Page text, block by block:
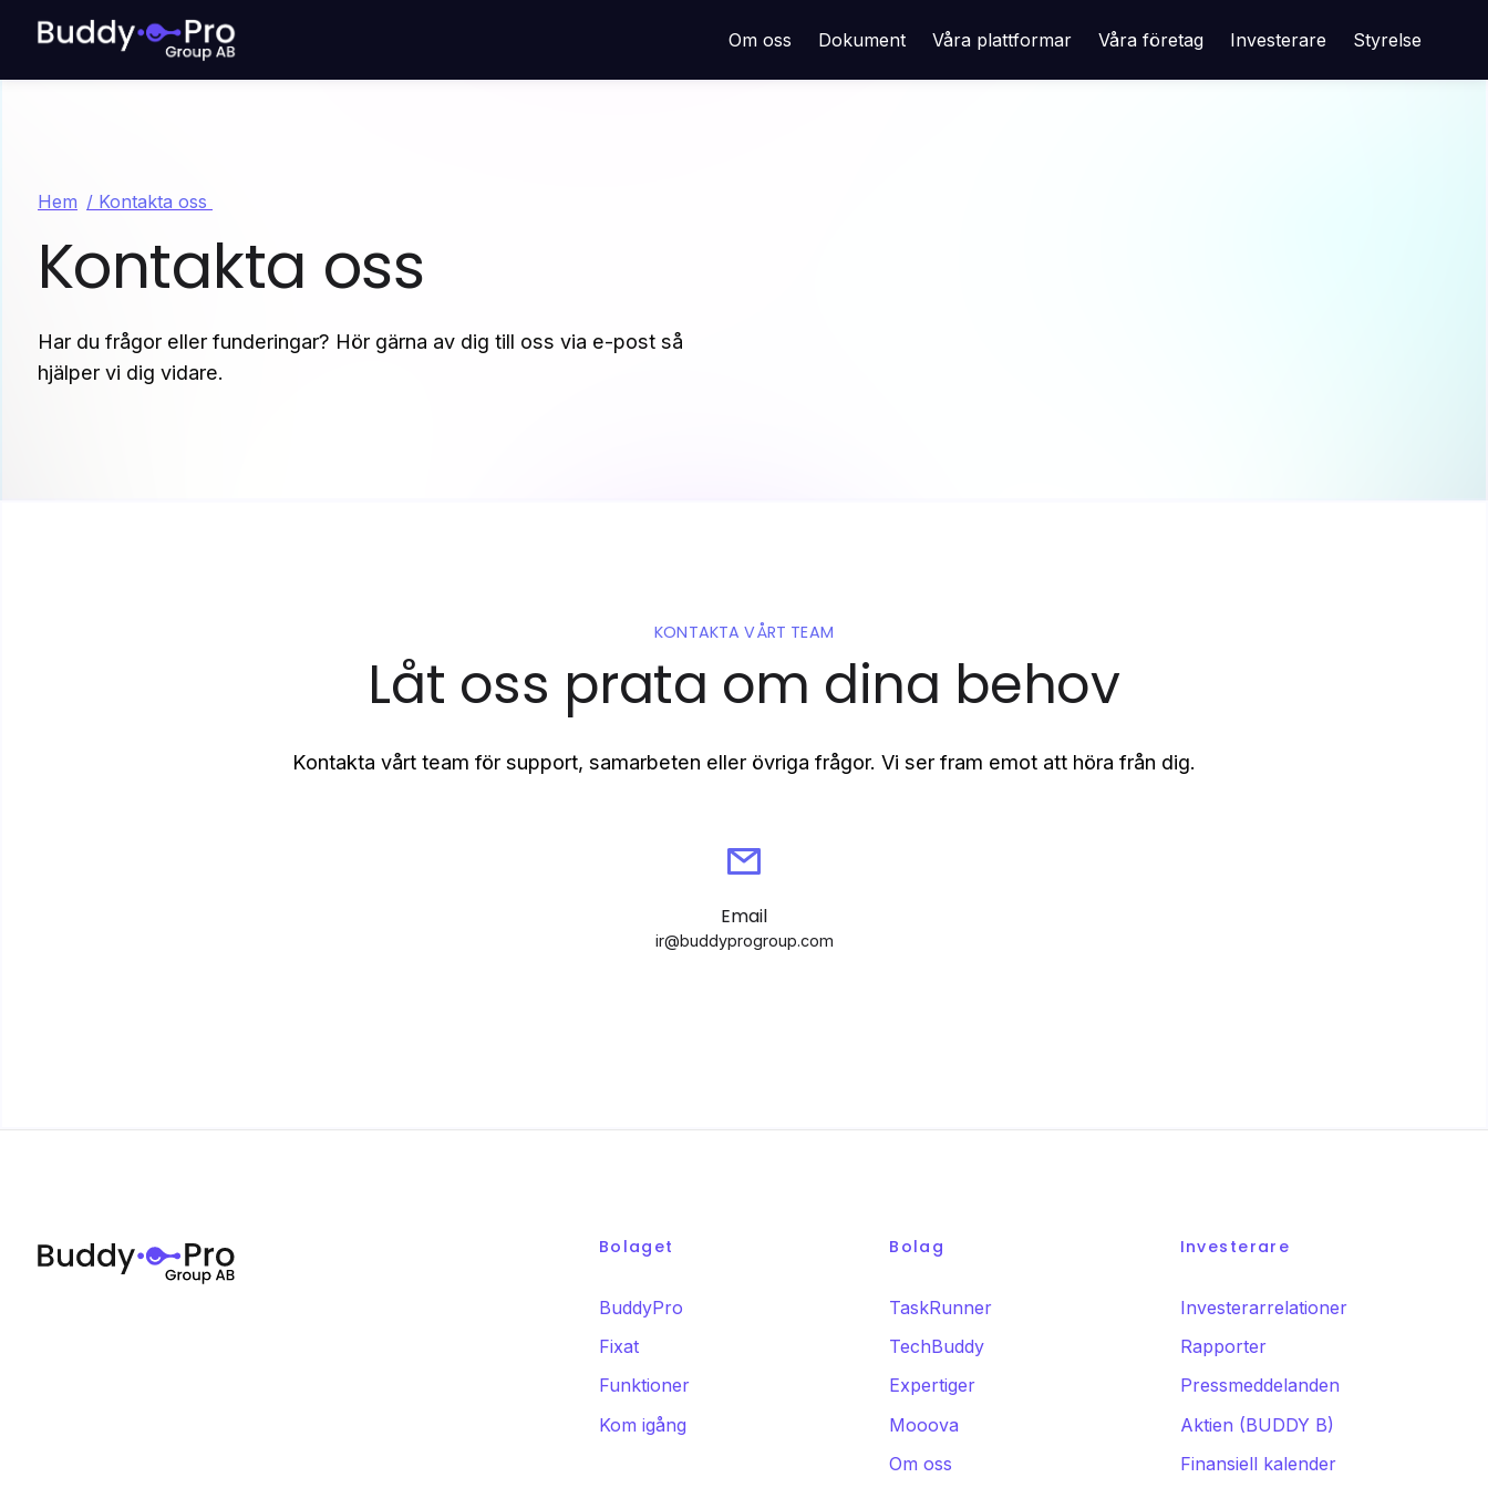
Om oss Dokument Våra plattformar Våra företag Investerare Styrelse
Hem / Kontakta oss
Kontakta oss
Har du frågor eller funderingar? Hör gärna av dig till oss via e-post så
hjälper vi dig vidare.
KONTAKTA VÅRT TEAM
Låt oss prata om dina behov
Kontakta vårt team för support, samarbeten eller övriga frågor. Vi ser fram emot att höra från dig.
Email
ir@buddyprogroup.com
Bolaget
BuddyPro
Fixat
Funktioner
Kom igång
Bolag
TaskRunner
TechBuddy
Expertiger
Mooova
Om oss
Investerare
Investerarrelationer
Rapporter
Pressmeddelanden
Aktien (BUDDY B)
Finansiell kalender